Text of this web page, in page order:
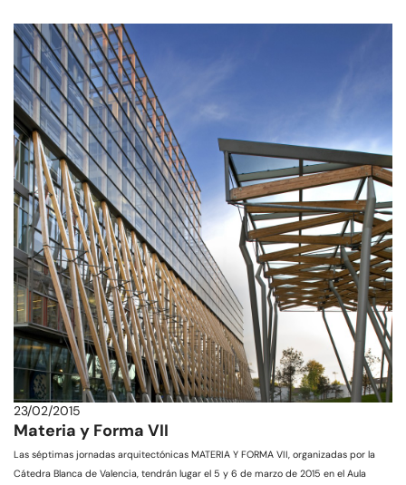
23/02/2015
Materia y Forma VII
Las séptimas jornadas arquitectónicas MATERIA Y FORMA VII, organizadas por la
Cátedra Blanca de Valencia, tendrán lugar el 5 y 6 de marzo de 2015 en el Aula